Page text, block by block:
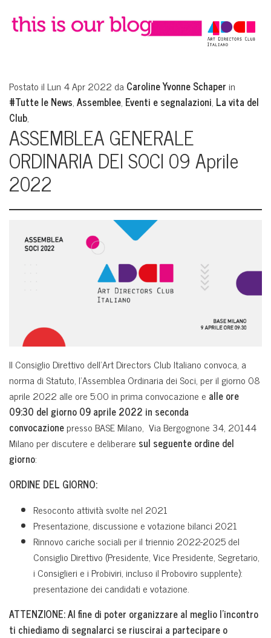
Postato il Lun 4 Apr 2022 da Caroline Yvonne Schaper in
#Tutte le News,Assemblee, Eventi e segnalazioni, La vita del
Club,
ASSEMBLEA GENERALE
ORDINARIA DEI SOCI 09 Aprile
2022
Il Consiglio Direttivo dell’Art Directors Club Italiano convoca, a
norma di Statuto, l’Assemblea Ordinaria dei Soci, per il giorno 08
aprile 2022 alle ore 5:00 in prima convocazione e alle ore
09:30 del giorno 09 aprile 2022 in seconda
convocazionepresso BASE Milano, Via Bergognone 34, 20144
Milano per discutere e deliberare sul seguente ordine del
giorno:
ORDINE DEL GIORNO:
Resoconto attività svolte nel 2021
Presentazione, discussione e votazione bilanci 2021
Rinnovo cariche sociali per il triennio 2022-2025 del
Consiglio Direttivo (Presidente, Vice Presidente, Segretario,
i Consiglieri e i Probiviri, incluso il Proboviro supplente):
presentazione dei candidati e votazione.
ATTENZIONE: Al fine di poter organizzare al meglio l’incontro
ti chiediamo di segnalarci se riuscirai a partecipare o